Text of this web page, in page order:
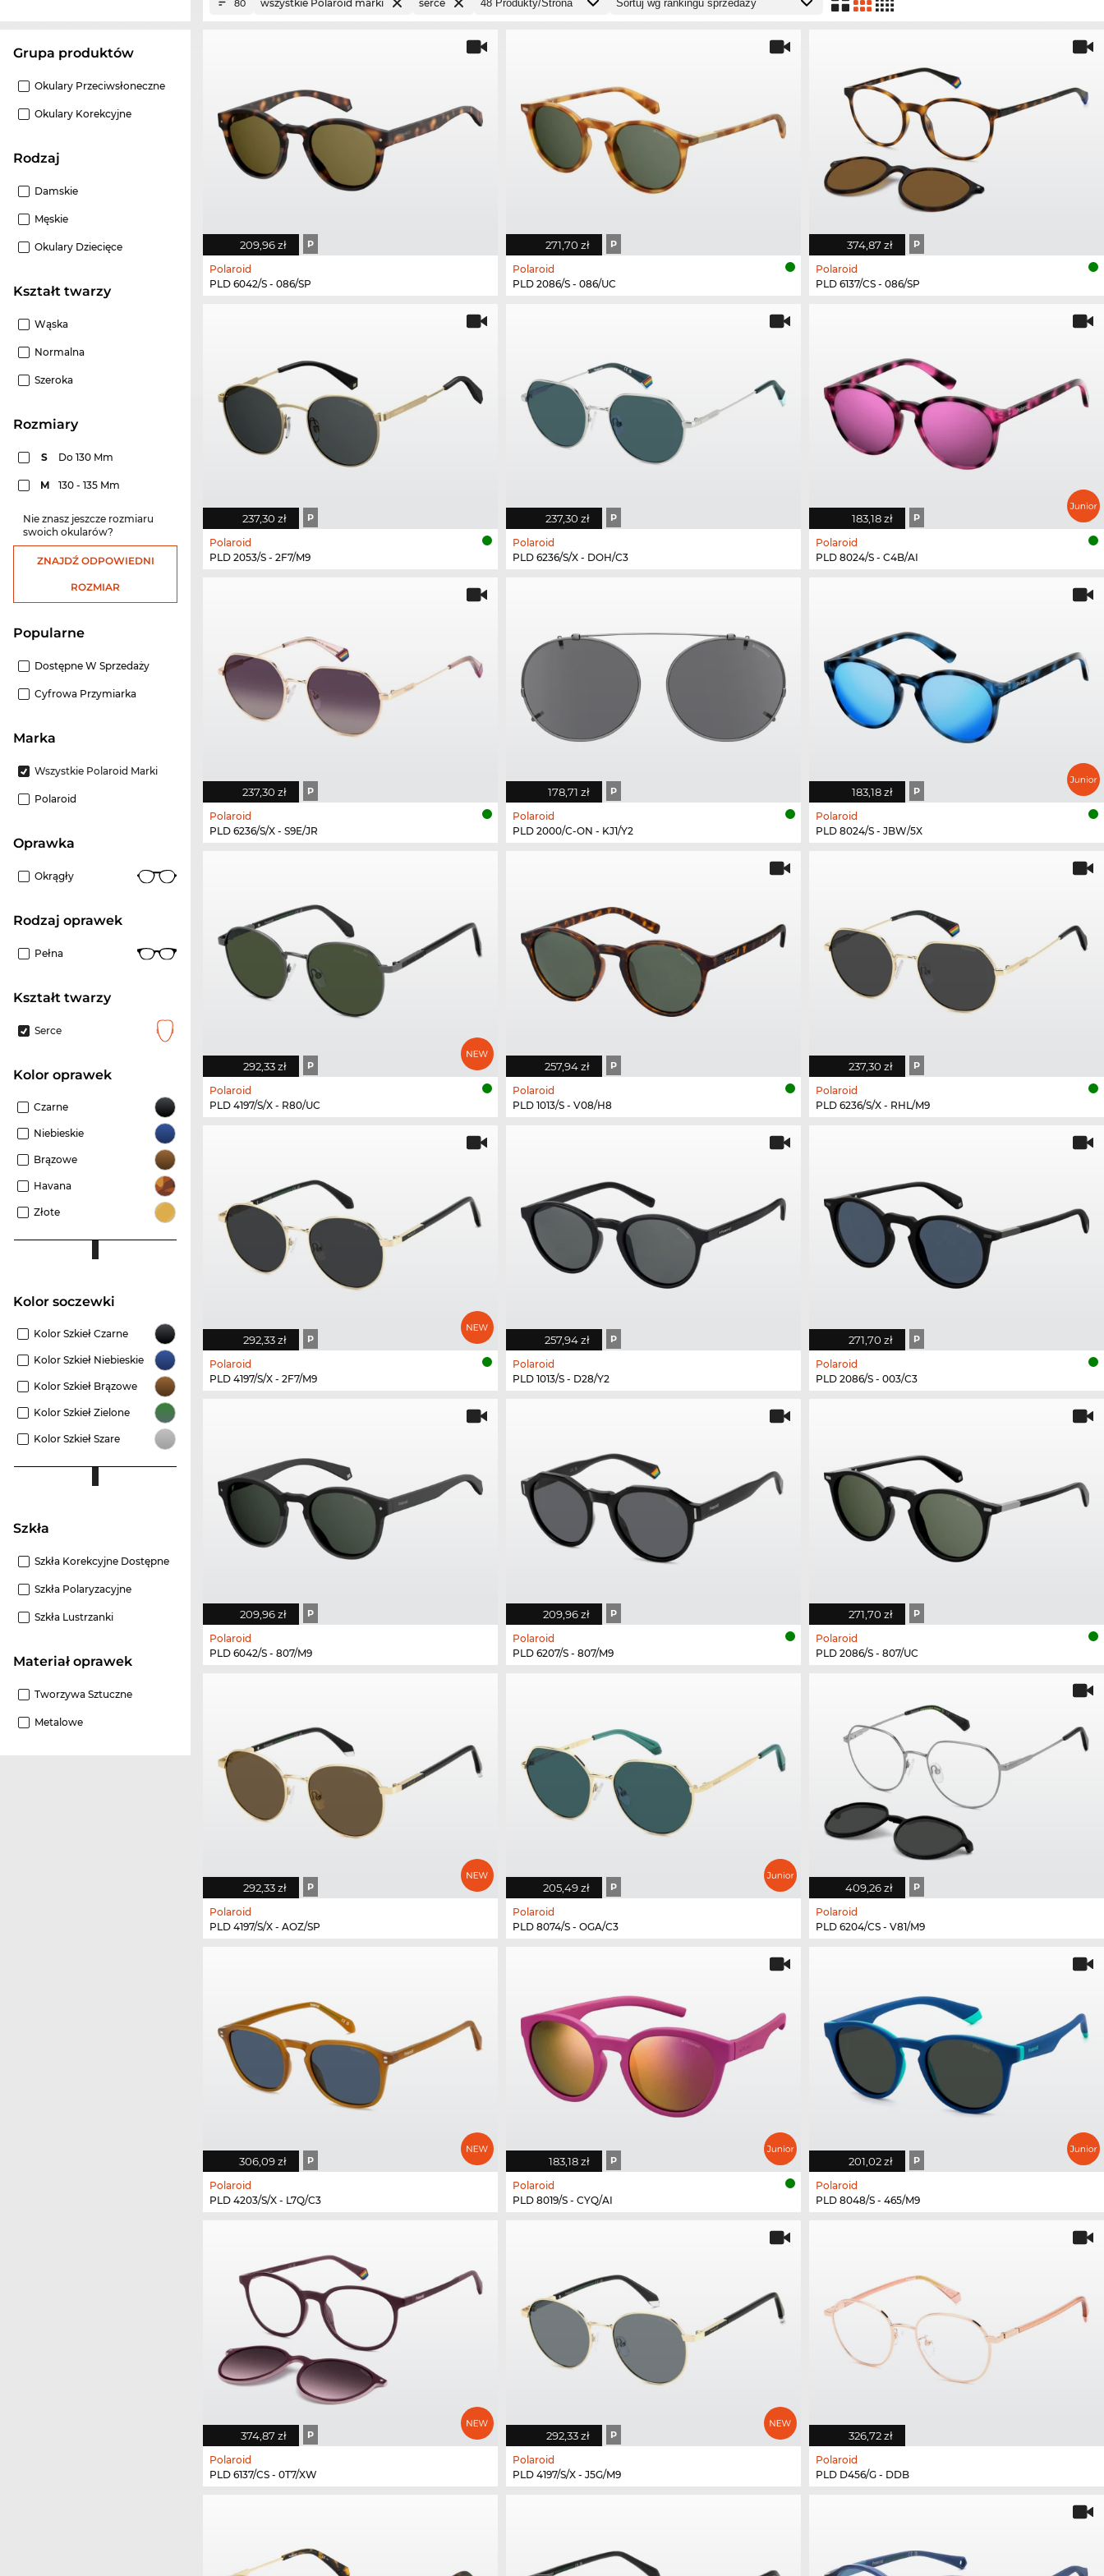
grupa produktów
Okulary Przeciwsłoneczne
Okulary Korekcyjne
Rodzaj
Damskie
Męskie
Okulary Dziecięce
Kształt twarzy
Wąska
Normalna
Szeroka
rozmiary
S Do 130 Mm
M 130 - 135 Mm
Nie znasz jeszcze rozmiaru
swoich okularów?
ZNAJDŹ ODPOWIEDNI
ROZMIAR
Popularne
Dostępne W Sprzedaży
Cyfrowa Przymiarka
Marka
Wszystkie Polaroid Marki
Polaroid
oprawka
Okrągły
rodzaj oprawek
Pełna
kształt twarzy
Serce
kolor oprawek
Czarne
Niebieskie
Brązowe
Havana
Złote
Kolor soczewki
Kolor Szkieł Czarne
Kolor Szkieł Niebieskie
Kolor Szkieł Brązowe
Kolor Szkieł Zielone
Kolor Szkieł Szare
szkła
Szkła Korekcyjne Dostępne
Szkła Polaryzacyjne
Szkła Lustrzanki
Materiał oprawek
Tworzywa Sztuczne
Metalowe
80 wszystkie Polaroid marki serce
209,96 zł P
Polaroid
PLD 6042/S - 086/SP
271,70 zł P
Polaroid
PLD 2086/S - 086/UC
374,87 zł P
Polaroid
PLD 6137/CS - 086/SP
237,30 zł P
Polaroid
PLD 2053/S - 2F7/M9
237,30 zł P
Polaroid
PLD 6236/S/X - DOH/C3
183,18 zł P
Polaroid
PLD 8024/S - C4B/AI
237,30 zł P
Polaroid
PLD 6236/S/X - S9E/JR
178,71 zł P
Polaroid
PLD 2000/C-ON - KJ1/Y2
183,18 zł P
Polaroid
PLD 8024/S - JBW/5X
292,33 zł P
Polaroid
PLD 4197/S/X - R80/UC
257,94 zł P
Polaroid
PLD 1013/S - V08/H8
237,30 zł P
Polaroid
PLD 6236/S/X - RHL/M9
292,33 zł P
Polaroid
PLD 4197/S/X - 2F7/M9
257,94 zł P
Polaroid
PLD 1013/S - D28/Y2
271,70 zł P
Polaroid
PLD 2086/S - 003/C3
209,96 zł P
Polaroid
PLD 6042/S - 807/M9
209,96 zł P
Polaroid
PLD 6207/S - 807/M9
271,70 zł P
Polaroid
PLD 2086/S - 807/UC
292,33 zł P
Polaroid
PLD 4197/S/X - AOZ/SP
205,49 zł P
Polaroid
PLD 8074/S - OGA/C3
409,26 zł P
Polaroid
PLD 6204/CS - V81/M9
306,09 zł P
Polaroid
PLD 4203/S/X - L7Q/C3
183,18 zł P
Polaroid
PLD 8019/S - CYQ/AI
201,02 zł P
Polaroid
PLD 8048/S - 465/M9
374,87 zł P
Polaroid
PLD 6137/CS - 0T7/XW
292,33 zł P
Polaroid
PLD 4197/S/X - J5G/M9
326,72 zł
Polaroid
PLD D456/G - DDB